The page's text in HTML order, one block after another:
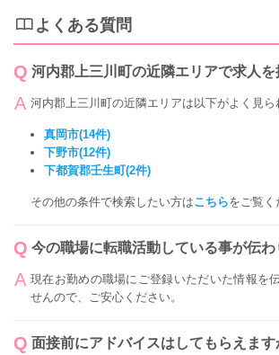
よくある質問
河内郡上三川町の近隣エリアで求人を
河内郡上三川町の近隣エリアは以下がよく見ら
真岡市(14件)
下野市(12件)
下都賀郡壬生町(2件)
その他の条件で検索したい方はこちらをご覧く
今の職場に転職活動している事が伝わ
現在お勤めの職場にご登録いただいた情報を
せんので、ご安心ください。
面接前にアドバイスはしてもらえます